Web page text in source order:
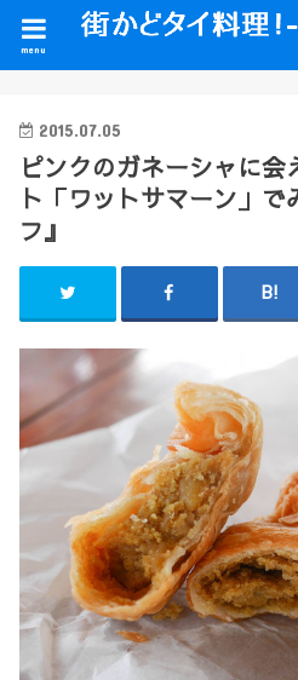
menu
2015.07.05
ピンクのガネーシャに会
ト「ワットサマーン」
フ』